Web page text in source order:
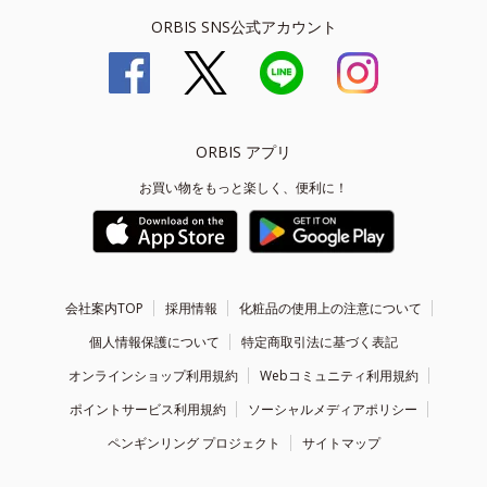
ORBIS SNS公式アカウント
ORBIS アプリ
お買い物をもっと楽しく、便利に！
会社案内TOP 採用情報
化粧品の使用上の注意について
個人情報保護について
特定商取引法に基づく表記
オンラインショップ利用規約
Webコミュニティ利用規約
ポイントサービス利用規約
ソーシャルメディアポリシー
ペンギンリング プロジェクト
サイトマップ